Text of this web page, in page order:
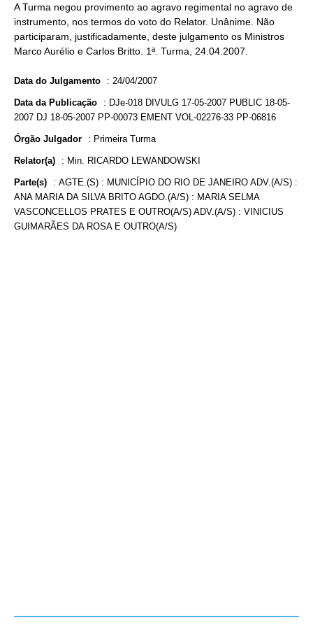
A Turma negou provimento ao agravo regimental no agravo de
instrumento, nos termos do voto do Relator. Unânime. Não
participaram, justificadamente, deste julgamento os Ministros
Marco Aurélio e Carlos Britto. 1ª. Turma, 24.04.2007.
Data do Julgamento : 24/04/2007
Data da Publicação : DJe-018 DIVULG 17-05-2007 PUBLIC 18-05-
2007 DJ 18-05-2007 PP-00073 EMENT VOL-02276-33 PP-06816
Órgão Julgador : Primeira Turma
Relator(a) : Min. RICARDO LEWANDOWSKI
Parte(s) : AGTE.(S) : MUNICÍPIO DO RIO DE JANEIRO ADV.(A/S) :
ANA MARIA DA SILVA BRITO AGDO.(A/S) : MARIA SELMA
VASCONCELLOS PRATES E OUTRO(A/S) ADV.(A/S) : VINICIUS
GUIMARÃES DA ROSA E OUTRO(A/S)